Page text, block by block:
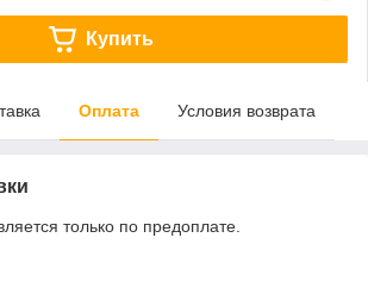
Купить
Оплата Условия возврата
только по предоплате.